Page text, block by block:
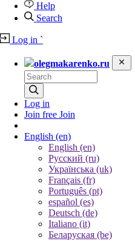
Help
Search
Log in `
olegmakarenko.ru
Log in
Join free Join
English (en)
English (en)
Русский (ru)
Українська (uk)
Français (fr)
Português (pt)
español (es)
Deutsch (de)
Italiano (it)
Беларуская (be)